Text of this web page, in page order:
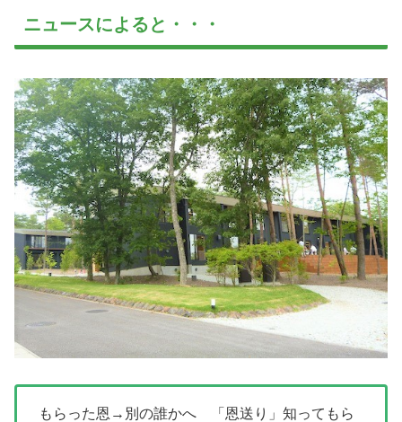
ニュースによると・・・
もらった恩→別の誰かへ 「恩送り」知ってもら